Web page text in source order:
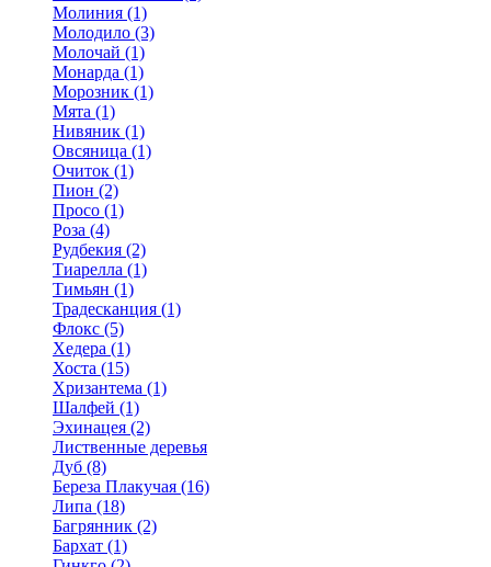
Молиния (1)
Молодило (3)
Молочай (1)
Монарда (1)
Морозник (1)
Мята (1)
Нивяник (1)
Овсяница (1)
Очиток (1)
Пион (2)
Просо (1)
Роза (4)
Рудбекия (2)
Тиарелла (1)
Тимьян (1)
Традесканция (1)
Флокс (5)
Хедера (1)
Хоста (15)
Хризантема (1)
Шалфей (1)
Эхинацея (2)
Лиственные деревья
Дуб (8)
Береза Плакучая (16)
Липа (18)
Багрянник (2)
Бархат (1)